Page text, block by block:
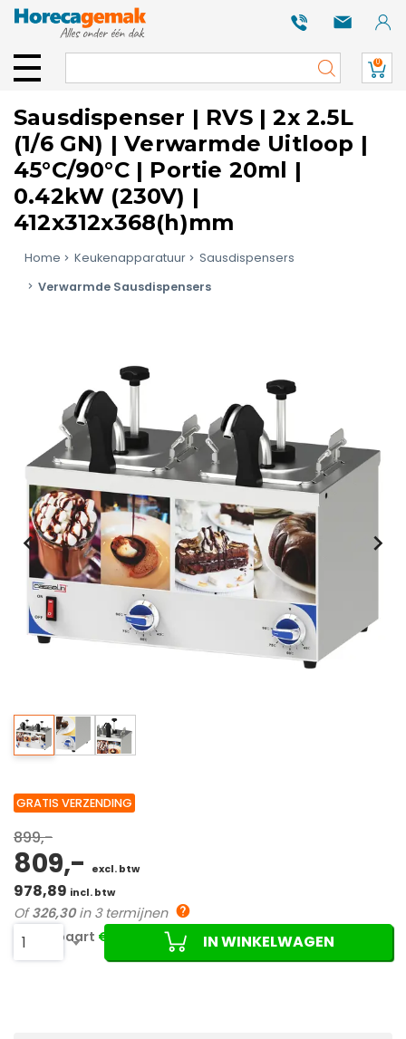
0
Sausdispenser | RVS | 2x 2.5L
(1/6 GN) | Verwarmde Uitloop |
45°C/90°C | Portie 20ml |
0.42kW (230V) |
412x312x368(h)mm
Home Keukenapparatuur
Sausdispensers
Verwarmde Sausdispensers
GRATIS VERZENDING
899,-
809,- excl. btw
978,89 incl. btw
Of326,30in 3 termijnen
Je bespaart €90,00 (10%)
1 IN WINKELWAGEN